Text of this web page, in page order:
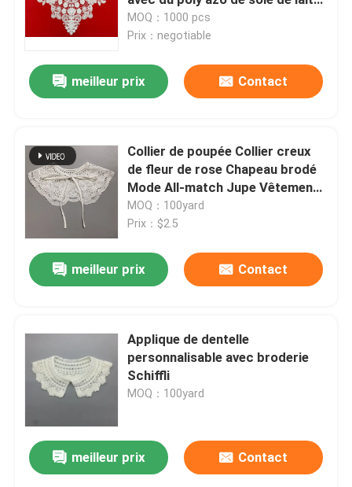
Dentelle soluble dans l'eau
Tissu coloré multi de dentelle
Corrections brodées d'Applique
Applique de collier de dentelle
Tissu brodé de dentelle de maille
tissu de dentelle de la fleur 3D
Tissu perlé de dentelle
Tissu de dentelle de paillette
de DTM libèrent
MOQ：1000 pcs
Prix：negotiable
meilleur prix Contact
Collier de poupée Collier creux
de fleur de rose Chapeau brodé
Mode All-match Jupe Vêtements
accessoires Faux collier
MOQ：100yard
Prix：$2.5
meilleur prix Contact
Applique de dentelle
personnalisable avec broderie
Schiffli
MOQ：100yard
meilleur prix Contact